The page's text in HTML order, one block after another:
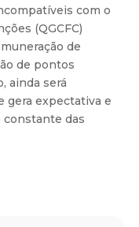
com o
(QGCFC)
de
de pontos
ainda será
gera expectativa e
constante das